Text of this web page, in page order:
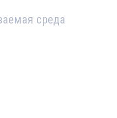
среда